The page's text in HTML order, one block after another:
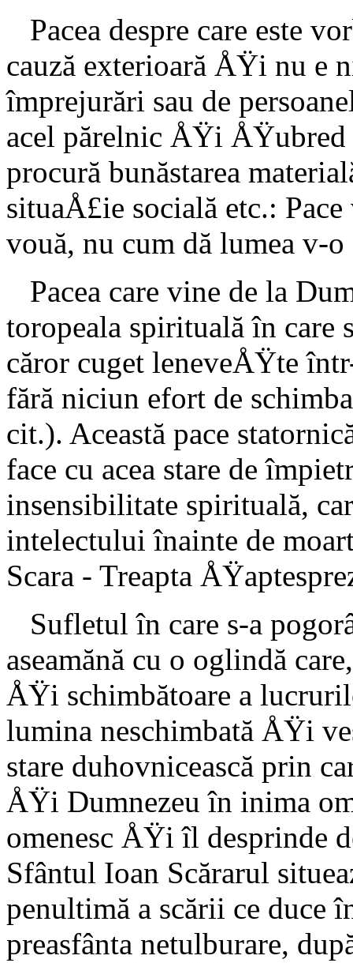
Pacea despre care este
cauză exterioară ÅŸi nu e
împrejurări sau de
acel părel­nic ÅŸi
procură bunăstarea
situaÅ£ie socială etc.:
vouă, nu cum dă lu­mea v-
Pacea care vine de la
toropeala spirituală în
căror cuget le­neveÅŸte
fără niciun efort de
cit.). Această pace
face cu acea sta­re de
insensibilitate spirituală,
in­telectului înainte de
Scara - Treapta
Sufletul în care s-a
aseamănă cu o oglindă
ÅŸi schimbătoare a
lumina ne­schimbată ÅŸi
stare duhovnicească prin
ÅŸi Dumnezeu în inima
omenesc ÅŸi îl desprinde
Sfântul Ioan Scărarul
pen­ultimă a scării ce duce
preasfânta netulburare,